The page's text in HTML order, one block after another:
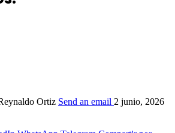
Ortiz Send an email 2 junio, 2026